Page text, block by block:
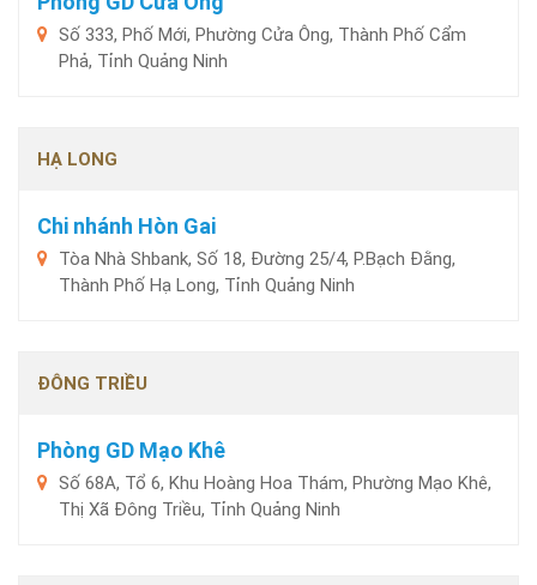
Số 333, Phố Mới, Phường Cửa Ông, Thành Phố Cẩm
Phả, Tỉnh Quảng Ninh
HẠ LONG
Chi nhánh Hòn Gai
Tòa Nhà Shbank, Số 18, Đường 25/4, P.Bạch Đằng,
Thành Phố Hạ Long, Tỉnh Quảng Ninh
ĐÔNG TRIỀU
Phòng GD Mạo Khê
Số 68A, Tổ 6, Khu Hoàng Hoa Thám, Phường Mạo Khê,
Thị Xã Đông Triều, Tỉnh Quảng Ninh